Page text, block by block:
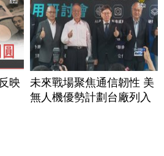
映
未來戰場聚焦通信韌性 美
無人機優勢計劃台廠列入